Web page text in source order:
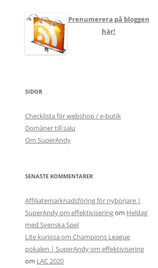
Prenumerera på bloggen
här!
SIDOR
Checklista för webshop / e-butik
Domäner till salu
Om SuperAndy
SENASTE KOMMENTARER
Affiliatemarknadsföring för nybörjare |
SuperAndy om effektiviseringom Heldag
med Svenska Spel
Lite kuriosa om Champions League
pokalen | SuperAndy om effektivisering
om LAC 2020